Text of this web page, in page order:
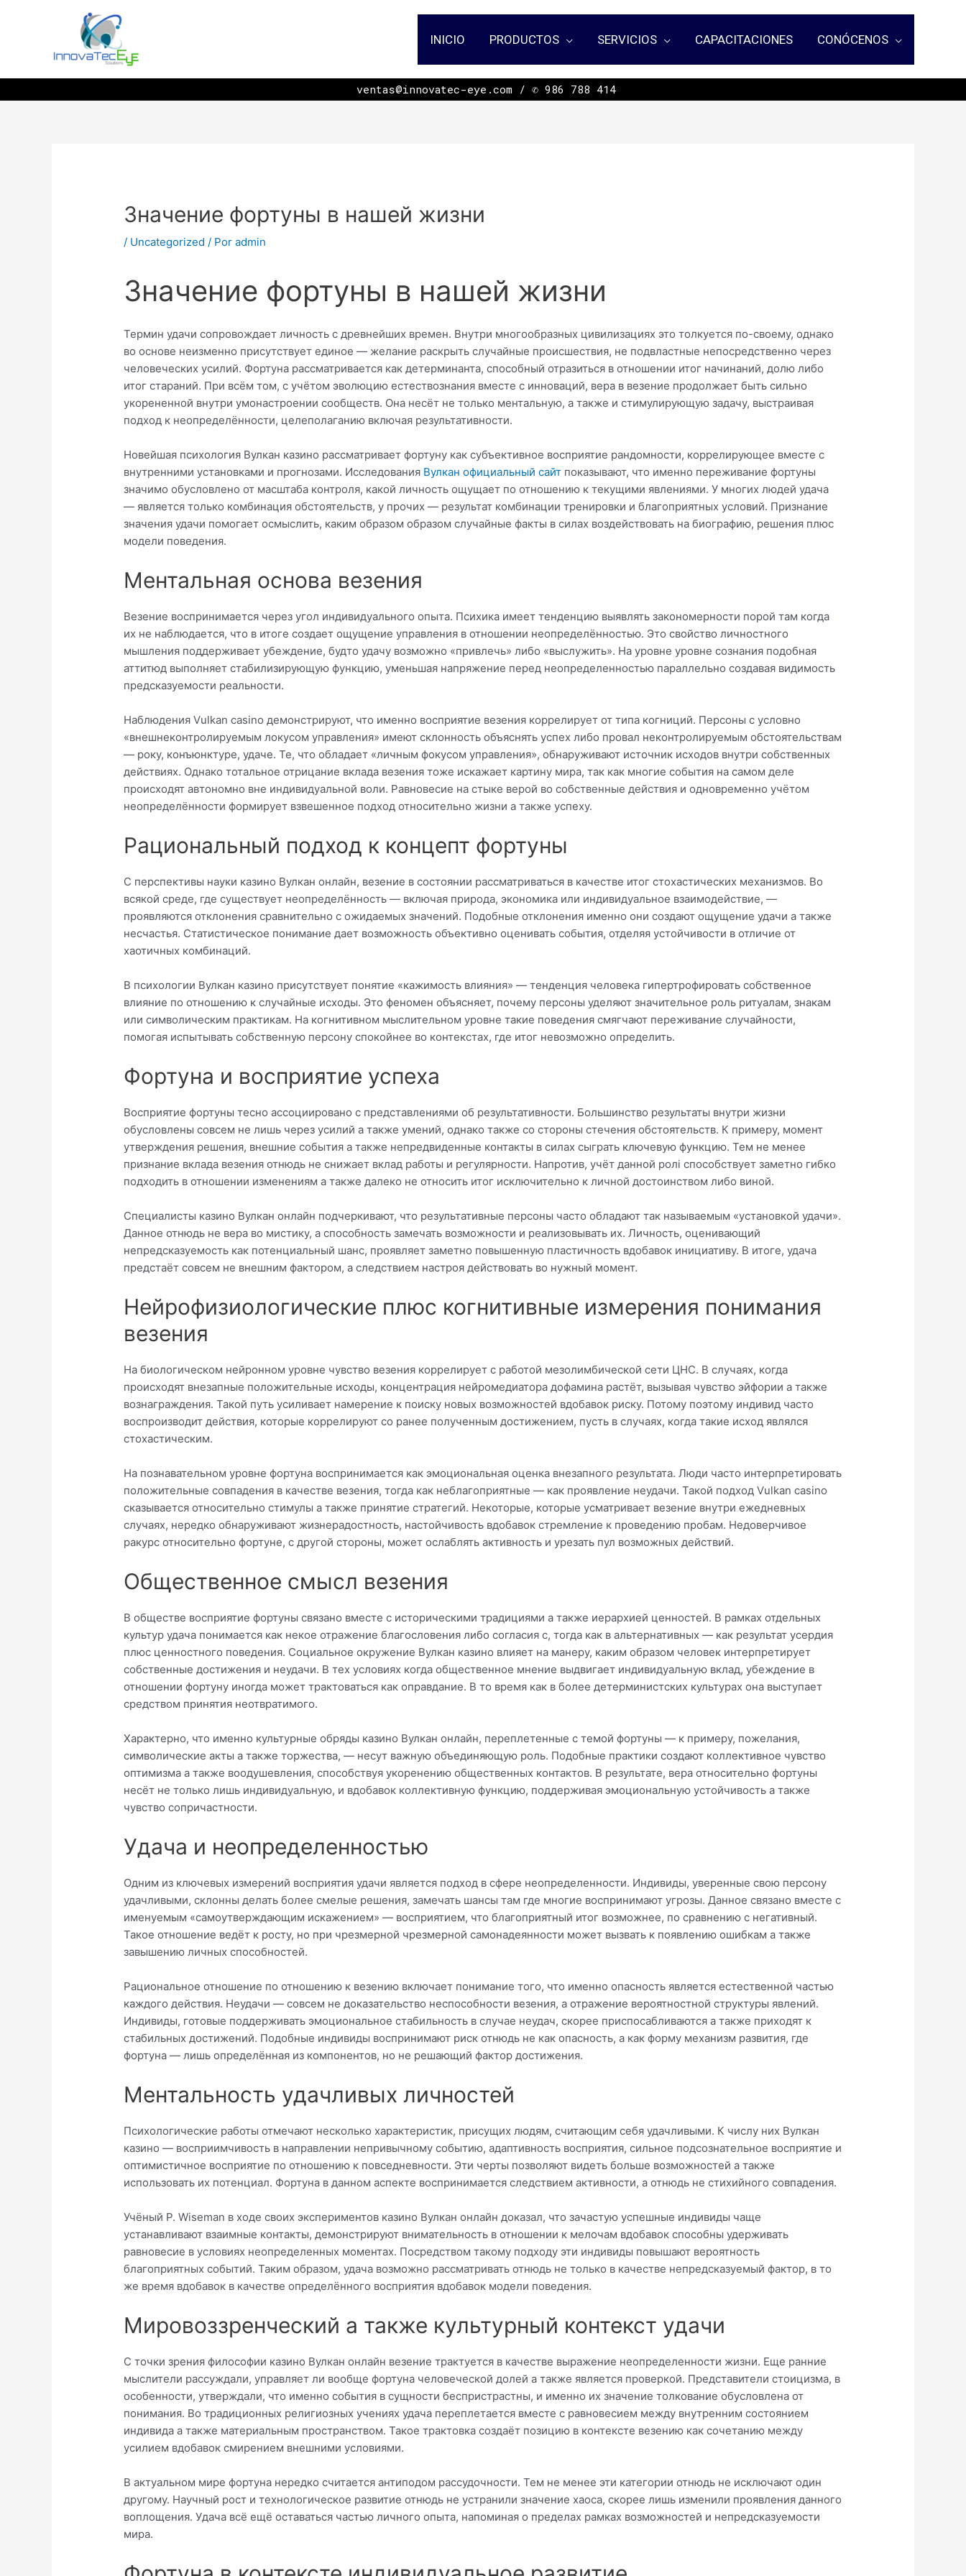
INICIO PRODUCTOS SERVICIOS CAPACITACIONES CONÓCENOS
ㅤㅤㅤㅤㅤㅤㅤㅤㅤㅤㅤㅤㅤㅤㅤㅤㅤㅤㅤㅤㅤㅤㅤㅤㅤㅤㅤㅤㅤㅤㅤㅤㅤㅤㅤㅤㅤㅤㅤ ventas@innovatec-eye.com / ✆ 986 788 414
Значение фортуны в нашей жизни
/ Uncategorized / Poradmin
Значение фортуны в нашей жизни
Термин удачи сопровождает личность с древнейших времен. Внутри многообразных цивилизациях это толкуется по-своему, однако
во основе неизменно присутствует единое — желание раскрыть случайные происшествия, не подвластные непосредственно через
человеческих усилий. Фортуна рассматривается как детерминанта, способный отразиться в отношении итог начинаний, долю либо
итог стараний. При всём том, с учётом эволюцию естествознания вместе с инноваций, вера в везение продолжает быть сильно
укорененной внутри умонастроении сообществ. Она несёт не только ментальную, а также и стимулирующую задачу, выстраивая
подход к неопределённости, целеполаганию включая результативности.
Новейшая психология Вулкан казино рассматривает фортуну как субъективное восприятие рандомности, коррелирующее вместе с
внутренними установками и прогнозами. Исследования Вулкан официальный сайт показывают, что именно переживание фортуны
значимо обусловлено от масштаба контроля, какой личность ощущает по отношению к текущими явлениями. У многих людей удача
— является только комбинация обстоятельств, у прочих — результат комбинации тренировки и благоприятных условий. Признание
значения удачи помогает осмыслить, каким образом образом случайные факты в силах воздействовать на биографию, решения плюс
модели поведения.
Ментальная основа везения
Везение воспринимается через угол индивидуального опыта. Психика имеет тенденцию выявлять закономерности порой там когда
их не наблюдается, что в итоге создает ощущение управления в отношении неопределённостью. Это свойство личностного
мышления поддерживает убеждение, будто удачу возможно «привлечь» либо «выслужить». На уровне уровне сознания подобная
аттитюд выполняет стабилизирующую функцию, уменьшая напряжение перед неопределенностью параллельно создавая видимость
предсказуемости реальности.
Наблюдения Vulkan casino демонстрируют, что именно восприятие везения коррелирует от типа когниций. Персоны с условно
«внешнеконтролируемым локусом управления» имеют склонность объяснять успех либо провал неконтролируемым обстоятельствам
— року, конъюнктуре, удаче. Те, что обладает «личным фокусом управления», обнаруживают источник исходов внутри собственных
действиях. Однако тотальное отрицание вклада везения тоже искажает картину мира, так как многие события на самом деле
происходят автономно вне индивидуальной воли. Равновесие на стыке верой во собственные действия и одновременно учётом
неопределённости формирует взвешенное подход относительно жизни а также успеху.
Рациональный подход к концепт фортуны
С перспективы науки казино Вулкан онлайн, везение в состоянии рассматриваться в качестве итог стохастических механизмов. Во
всякой среде, где существует неопределённость — включая природа, экономика или индивидуальное взаимодействие, —
проявляются отклонения сравнительно с ожидаемых значений. Подобные отклонения именно они создают ощущение удачи а также
несчастья. Статистическое понимание дает возможность объективно оценивать события, отделяя устойчивости в отличие от
хаотичных комбинаций.
В психологии Вулкан казино присутствует понятие «кажимость влияния» — тенденция человека гипертрофировать собственное
влияние по отношению к случайные исходы. Это феномен объясняет, почему персоны уделяют значительное роль ритуалам, знакам
или символическим практикам. На когнитивном мыслительном уровне такие поведения смягчают переживание случайности,
помогая испытывать собственную персону спокойнее во контекстах, где итог невозможно определить.
Фортуна и восприятие успеха
Восприятие фортуны тесно ассоциировано с представлениями об результативности. Большинство результаты внутри жизни
обусловлены совсем не лишь через усилий а также умений, однако также со стороны стечения обстоятельств. К примеру, момент
утверждения решения, внешние события а также непредвиденные контакты в силах сыграть ключевую функцию. Тем не менее
признание вклада везения отнюдь не снижает вклад работы и регулярности. Напротив, учёт данной ролі способствует заметно гибко
подходить в отношении изменениям а также далеко не относить итог исключительно к личной достоинством либо виной.
Специалисты казино Вулкан онлайн подчеркивают, что результативные персоны часто обладают так называемым «установкой удачи».
Данное отнюдь не вера во мистику, а способность замечать возможности и реализовывать их. Личность, оценивающий
непредсказуемость как потенциальный шанс, проявляет заметно повышенную пластичность вдобавок инициативу. В итоге, удача
предстаёт совсем не внешним фактором, а следствием настроя действовать во нужный момент.
Нейрофизиологические плюс когнитивные измерения понимания
везения
На биологическом нейронном уровне чувство везения коррелирует с работой мезолимбической сети ЦНС. В случаях, когда
происходят внезапные положительные исходы, концентрация нейромедиатора дофамина растёт, вызывая чувство эйфории а также
вознаграждения. Такой путь усиливает намерение к поиску новых возможностей вдобавок риску. Потому поэтому индивид часто
воспроизводит действия, которые коррелируют со ранее полученным достижением, пусть в случаях, когда такие исход являлся
стохастическим.
На познавательном уровне фортуна воспринимается как эмоциональная оценка внезапного результата. Люди часто интерпретировать
положительные совпадения в качестве везения, тогда как неблагоприятные — как проявление неудачи. Такой подход Vulkan casino
сказывается относительно стимулы а также принятие стратегий. Некоторые, которые усматривает везение внутри ежедневных
случаях, нередко обнаруживают жизнерадостность, настойчивость вдобавок стремление к проведению пробам. Недоверчивое
ракурс относительно фортуне, с другой стороны, может ослаблять активность и урезать пул возможных действий.
Общественное смысл везения
В обществе восприятие фортуны связано вместе с историческими традициями а также иерархией ценностей. В рамках отдельных
культур удача понимается как некое отражение благословения либо согласия с, тогда как в альтернативных — как результат усердия
плюс ценностного поведения. Социальное окружение Вулкан казино влияет на манеру, каким образом человек интерпретирует
собственные достижения и неудачи. В тех условиях когда общественное мнение выдвигает индивидуальную вклад, убеждение в
отношении фортуну иногда может трактоваться как оправдание. В то время как в более детерминистских культурах она выступает
средством принятия неотвратимого.
Характерно, что именно культурные обряды казино Вулкан онлайн, переплетенные с темой фортуны — к примеру, пожелания,
символические акты а также торжества, — несут важную объединяющую роль. Подобные практики создают коллективное чувство
оптимизма а также воодушевления, способствуя укоренению общественных контактов. В результате, вера относительно фортуны
несёт не только лишь индивидуальную, и вдобавок коллективную функцию, поддерживая эмоциональную устойчивость а также
чувство сопричастности.
Удача и неопределенностью
Одним из ключевых измерений восприятия удачи является подход в сфере неопределенности. Индивиды, уверенные свою персону
удачливыми, склонны делать более смелые решения, замечать шансы там где многие воспринимают угрозы. Данное связано вместе с
именуемым «самоутверждающим искажением» — восприятием, что благоприятный итог возможнее, по сравнению с негативный.
Такое отношение ведёт к росту, но при чрезмерной чрезмерной самонадеянности может вызвать к появлению ошибкам а также
завышению личных способностей.
Рациональное отношение по отношению к везению включает понимание того, что именно опасность является естественной частью
каждого действия. Неудачи — совсем не доказательство неспособности везения, а отражение вероятностной структуры явлений.
Индивиды, готовые поддерживать эмоциональное стабильность в случае неудач, скорее приспосабливаются а также приходят к
стабильных достижений. Подобные индивиды воспринимают риск отнюдь не как опасность, а как форму механизм развития, где
фортуна — лишь определённая из компонентов, но не решающий фактор достижения.
Ментальность удачливых личностей
Психологические работы отмечают несколько характеристик, присущих людям, считающим себя удачливыми. К числу них Вулкан
казино — восприимчивость в направлении непривычному событию, адаптивность восприятия, сильное подсознательное восприятие и
оптимистичное восприятие по отношению к повседневности. Эти черты позволяют видеть больше возможностей а также
использовать их потенциал. Фортуна в данном аспекте воспринимается следствием активности, а отнюдь не стихийного совпадения.
Учёный Р. Wiseman в ходе своих экспериментов казино Вулкан онлайн доказал, что зачастую успешные индивиды чаще
устанавливают взаимные контакты, демонстрируют внимательность в отношении к мелочам вдобавок способны удерживать
равновесие в условиях неопределенных моментах. Посредством такому подходу эти индивиды повышают вероятность
благоприятных событий. Таким образом, удача возможно рассматривать отнюдь не только в качестве непредсказуемый фактор, в то
же время вдобавок в качестве определённого восприятия вдобавок модели поведения.
Мировоззренческий а также культурный контекст удачи
С точки зрения философии казино Вулкан онлайн везение трактуется в качестве выражение неопределенности жизни. Еще ранние
мыслители рассуждали, управляет ли вообще фортуна человеческой долей а также является проверкой. Представители стоицизма, в
особенности, утверждали, что именно события в сущности беспристрастны, и именно их значение толкование обусловлена от
понимания. Во традиционных религиозных учениях удача переплетается вместе с равновесием между внутренним состоянием
индивида а также материальным пространством. Такое трактовка создаёт позицию в контексте везению как сочетанию между
усилием вдобавок смирением внешними условиями.
В актуальном мире фортуна нередко считается антиподом рассудочности. Тем не менее эти категории отнюдь не исключают один
другому. Научный рост и технологическое развитие отнюдь не устранили значение хаоса, скорее лишь изменили проявления данного
воплощения. Удача всё ещё оставаться частью личного опыта, напоминая о пределах рамках возможностей и непредсказуемости
мира.